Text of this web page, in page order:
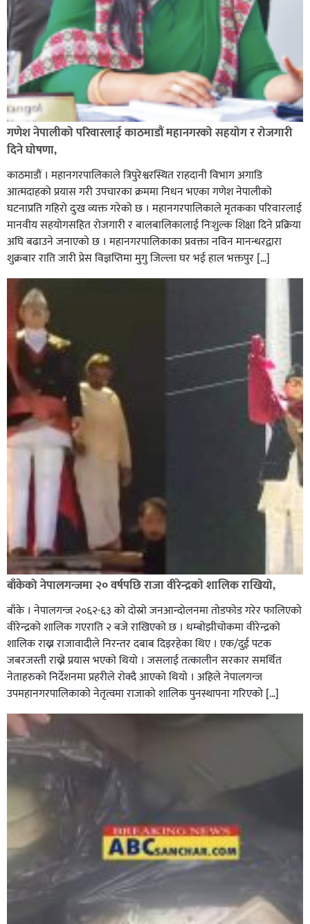
रौतहटमा १२ हजार लिटर पेट्रोल बोकेको ट्यांकर दुर्घटनापछि
आगलागी सडक अबरुद्ध,
घोराहीको समृद्धिका लागि वडा–वडामा विशेष अभियान सञ्चालन
हुने,
गणेश नेपालीको परिवारलाई काठमाडौं महानगरको सहयोग र रोजगारी
दिने घोषणा,
काठमाडौं । महानगरपालिकाले त्रिपुरेश्वरस्थित राहदानी विभाग अगाडि
आत्मदाहको प्रयास गरी उपचारका क्रममा निधन भएका गणेश नेपालीको
घटनाप्रति गहिरो दुःख व्यक्त गरेको छ । महानगरपालिकाले मृतकका परिवारलाई
मानवीय सहयोगसहित रोजगारी र बालबालिकालाई निःशुल्क शिक्षा दिने प्रक्रिया
अघि बढाउने जनाएको छ । महानगरपालिकाका प्रवक्ता नविन मानन्धरद्वारा
शुक्रबार राति जारी प्रेस विज्ञप्तिमा मुगु जिल्ला घर भई हाल भक्तपुर […]
बाँकेको नेपालगन्जमा २० वर्षपछि राजा वीरेन्द्रकाे शालिक राखियो,
बाँके । नेपालगन्ज २०६२-६३ काे दाेस्राे जनआन्दोलनमा ताेडफाेड गरेर फालिएकाे
वीरेन्द्रको शालिक गएराति २ बजे राखिएकाे छ । धम्बाेझीचाेकमा वीरेन्द्रको
शालिक राख्न राजावादीले निरन्तर दबाब दिइरहेका थिए । एक/दुई पटक
जबरजस्ती राख्ने प्रयास भएकाे थियाे । जसलाई तत्कालीन सरकार समर्थित
नेताहरुकाे निर्देशनमा प्रहरीले राेक्दै आएकाे थियाे । अहिले नेपालगन्ज
उपमहानगरपालिकाकाे नेतृत्वमा राजाकाे शालिक पुनस्थापना गरिएकाे […]